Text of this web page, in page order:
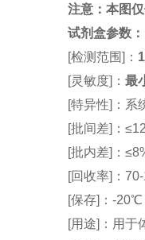
注意：本图
试剂盒参数 ：
[检测范围]：
[灵敏度]：最
[特异性]：系
[批间差]：
[批内差]：
[回收率]：
[保存]：-
[用途]：用于